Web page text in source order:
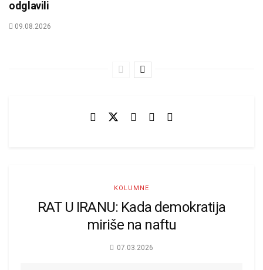
odglavili
09.08.2026
KOLUMNE
RAT U IRANU: Kada demokratija
miriše na naftu
07.03.2026